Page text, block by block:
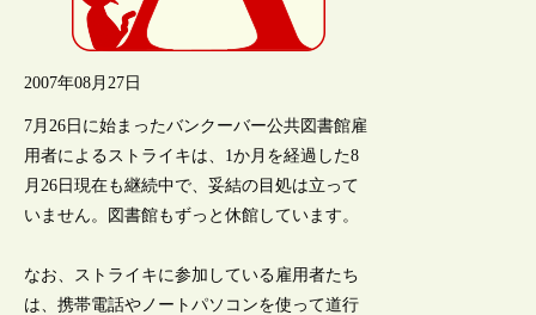
2007年08月27日
7月26日に始まったバンクーバー公共図書館雇
用者によるストライキは、1か月を経過した8
月26日現在も継続中で、妥結の目処は立って
いません。図書館もずっと休館しています。
なお、ストライキに参加している雇用者たち
は、携帯電話やノートパソコンを使って道行